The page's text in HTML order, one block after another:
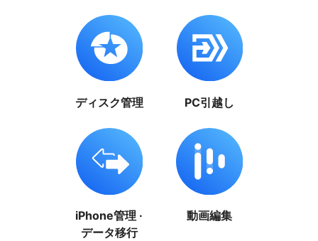
ディスク管理 PC引越し
iPhone管理 ·
データ移行
動画編集